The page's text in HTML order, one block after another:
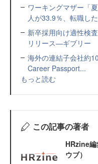
ワーキングマザー「
人が33.9％、転職し
新卒採用向け適性検
リリース—ギブリー
海外の連結子会社約
Career Passport...
もっと読む
この記事の著者
HRzine
ウブ）